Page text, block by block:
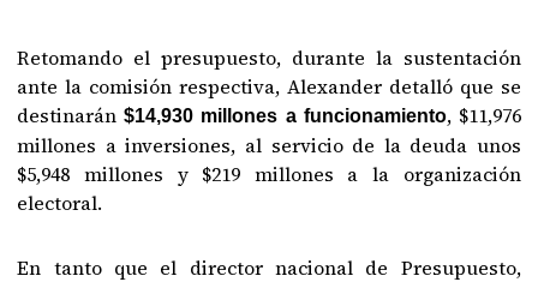
Retomando el presupuesto, durante la sustentación
ante la comisión respectiva, Alexander detalló que se
destinarán $14,930 millones a funcionamiento, $11,976
millones a inversiones, al servicio de la deuda unos
$5,948 millones y $219 millones a la organización
electoral.
En tanto que el director nacional de Presupuesto,